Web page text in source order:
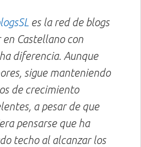
es la red de blogs
en Castellano con
diferencia. Aunque
sigue manteniendo
de crecimiento
a pesar de que
pensarse que ha
techo al alcanzar los